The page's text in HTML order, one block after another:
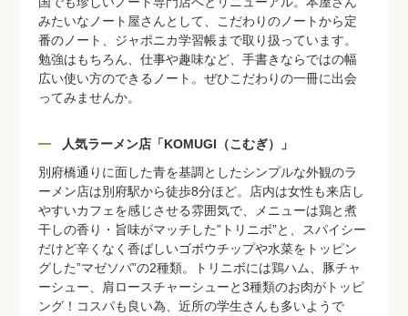
みたいなノート屋さんとして、こだわりのノートから定
番のノート、ジャポニカ学習帳まで取り扱っています。
勉強はもちろん、仕事や趣味など、手書きならではの幅
広い使い方のできるノート。ぜひこだわりの一冊に出会
ってみませんか。
人気ラーメン店「KOMUGI（こむぎ）」
別府橋通りに面した青を基調としたシンプルな外観のラ
ーメン店は別府駅から徒歩8分ほど。店内は女性も来店し
やすいカフェを感じさせる雰囲気で、メニューは鶏と煮
干しの香り・旨味がマッチした”トリニボ”と、スパイシー
だけど辛くなく香ばしいゴボウチップや水菜をトッピン
グした”マゼソバ”の2種類。トリニボには鶏ハム、豚チャ
ーシュー、肩ロースチャーシューと3種類のお肉がトッピ
ング！コスパも良い為、近所の学生さんも多いようで